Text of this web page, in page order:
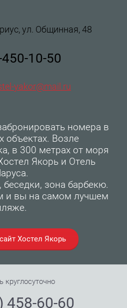
номера в
объектах. Возле
в 300 метрах от моря
Якорь и Отель
зона барбекю.
и вы на самом лучшем
Хостел Якорь
ул. Общинная, 48
10-50
yakor@mail.ru
круглосуточно
458-60-60